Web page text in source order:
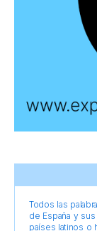
Todos las
de España y
países latinos o